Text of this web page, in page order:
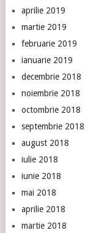
aprilie 2019
martie 2019
februarie 2019
ianuarie 2019
decembrie 2018
noiembrie 2018
octombrie 2018
septembrie 2018
august 2018
iulie 2018
iunie 2018
mai 2018
aprilie 2018
martie 2018